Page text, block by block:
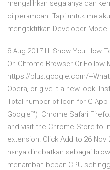
mengalihkan segalanya dan
di peramban. Tapi untuk
mengaktifkan Developer Mode.
8 Aug 2017 I'll Show You How
On Chrome Browser Or Follow
https://plus.google.com/
Opera, or give it a new look.
Total number of Icon for G
Google™) Chrome Safari
and visit the Chrome Store to
extension. Click Add to 26 Nov
hanya dinobatkan sebagai
menambah beban CPU